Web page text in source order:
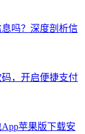
吗？深度剖析信
，开启便捷支付
苹果版下载安